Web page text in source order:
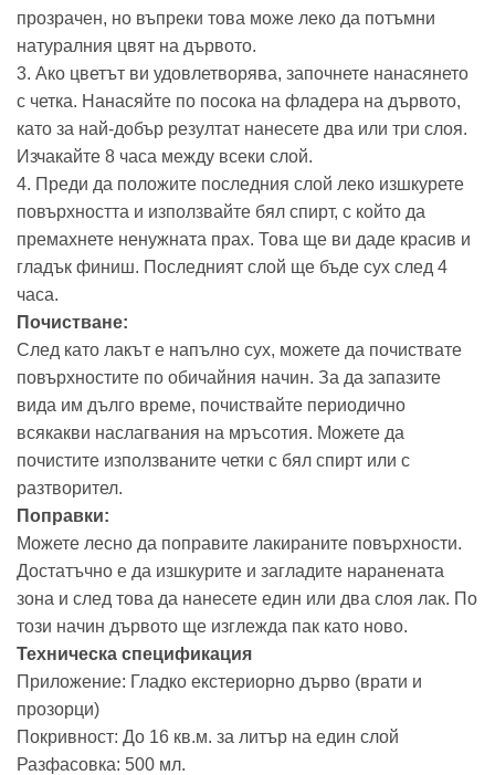
прозрачен, но въпреки това може леко да потъмни
натуралния цвят на дървото.
3. Ако цветът ви удовлетворява, започнете нанасянето
с четка. Нанасяйте по посока на фладера на дървото,
като за най-добър резултат нанесете два или три слоя.
Изчакайте 8 часа между всеки слой.
4. Преди да положите последния слой леко изшкурете
повърхността и използвайте бял спирт, с който да
премахнете ненужната прах. Това ще ви даде красив и
гладък финиш. Последният слой ще бъде сух след 4
часа.
Почистване:
След като лакът е напълно сух, можете да почиствате
повърхностите по обичайния начин. За да запазите
вида им дълго време, почиствайте периодично
всякакви наслагвания на мръсотия. Можете да
почистите използваните четки с бял спирт или с
разтворител.
Поправки:
Можете лесно да поправите лакираните повърхности.
Достатъчно е да изшкурите и загладите наранената
зона и след това да нанесете един или два слоя лак. По
този начин дървото ще изглежда пак като ново.
Техническа спецификация
Приложение: Гладко екстериорно дърво (врати и
прозорци)
Покривност: До 16 кв.м. за литър на един слой
Разфасовка: 500 мл.